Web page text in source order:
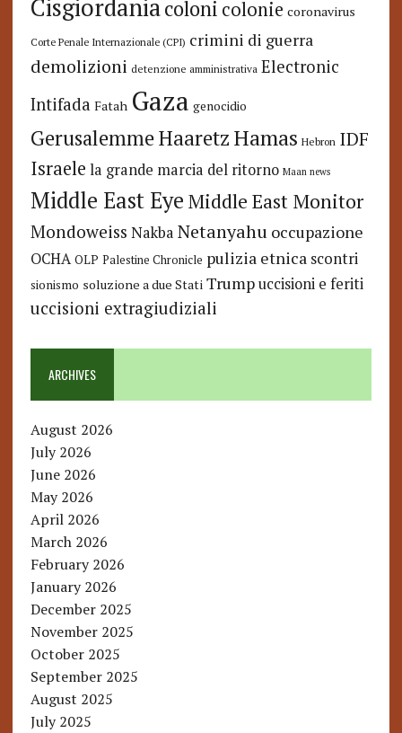
Cisgiordaniacoloni colonie coronavirus
Corte Penale Internazionale (CPI) crimini di guerra
demolizioni detenzione amministrativa Electronic
Intifada Fatah Gaza genocidio
GerusalemmeHaaretzHamas Hebron IDF
Israele la grande marcia del ritorno Maan news
Middle East Eye Middle East Monitor
Mondoweiss Nakba Netanyahu occupazione
OCHA OLP Palestine Chronicle pulizia etnica scontri
sionismo soluzione a due Stati Trump uccisioni e feriti
uccisioni extragiudiziali
ARCHIVES
August 2026
July 2026
June 2026
May 2026
April 2026
March 2026
February 2026
January 2026
December 2025
November 2025
October 2025
September 2025
August 2025
July 2025